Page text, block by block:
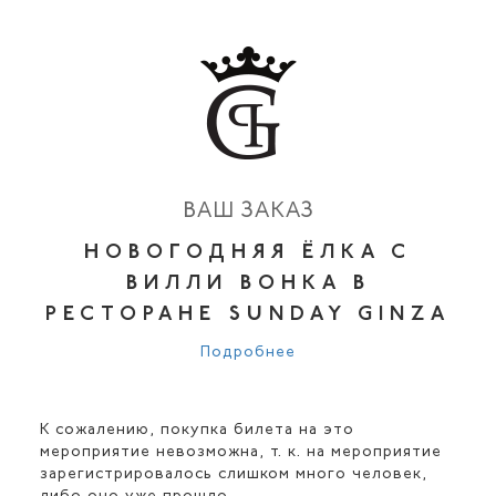
ВАШ ЗАКАЗ
НОВОГОДНЯЯ ЁЛКА С
ВИЛЛИ ВОНКА В
РЕСТОРАНЕ SUNDAY GINZA
Подробнее
К сожалению, покупка билета на это
мероприятие невозможна, т. к. на мероприятие
зарегистрировалось слишком много человек,